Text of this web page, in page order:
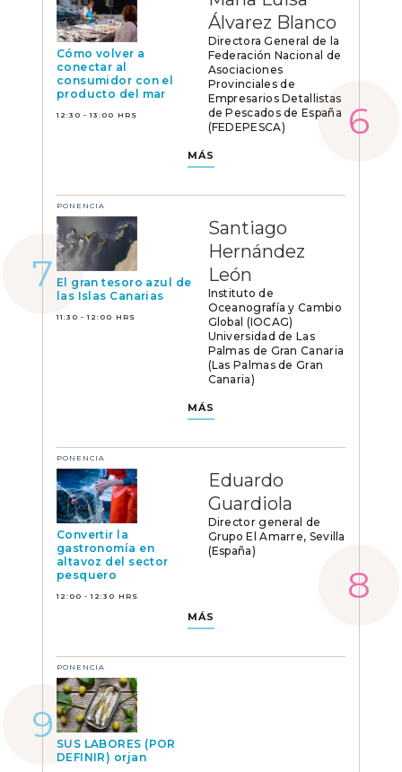
Cómo volver a
conectar al
consumidor con el
producto del mar
12:30 - 13:00 HRS
Álvarez Blanco
Directora General de la
Federación Nacional de
Asociaciones
Provinciales de
Empresarios Detallistas
de Pescados de España
(FEDEPESCA)
MÁS
PONENCIA
El gran tesoro azul de
las Islas Canarias
11:30 - 12:00 HRS
Santiago
Hernández
León
Instituto de
Oceanografía y Cambio
Global (IOCAG)
Universidad de Las
Palmas de Gran Canaria
(Las Palmas de Gran
Canaria)
MÁS
PONENCIA
Convertir la
gastronomía en
altavoz del sector
pesquero
12:00 - 12:30 HRS
Eduardo
Guardiola
Director general de
Grupo El Amarre, Sevilla
(España)
MÁS
PONENCIA
SUS LABORES (POR
DEFINIR) orjan